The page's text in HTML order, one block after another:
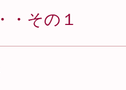
・その１